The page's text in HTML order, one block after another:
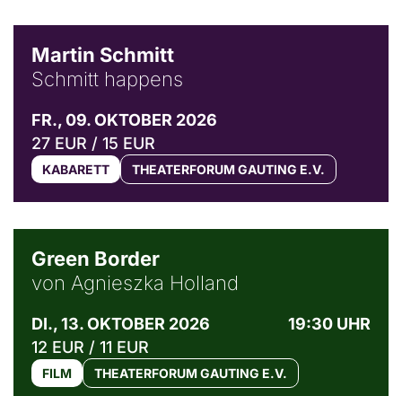
Martin Schmitt
Schmitt happens
FR., 09. OKTOBER 2026
27 EUR / 15 EUR
KABARETT THEATERFORUM GAUTING E.V.
Green Border
von Agnieszka Holland
DI., 13. OKTOBER 2026
19:30 UHR
12 EUR / 11 EUR
FILM THEATERFORUM GAUTING E.V.